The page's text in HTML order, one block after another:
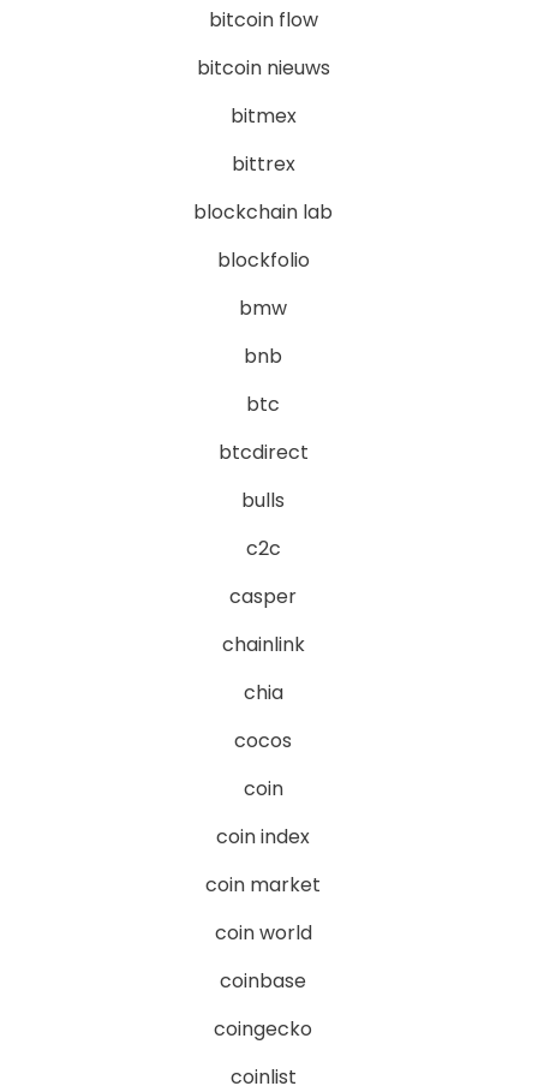
bitcoin flow
bitcoin nieuws
bitmex
bittrex
blockchain lab
blockfolio
bmw
bnb
btc
btcdirect
bulls
c2c
casper
chainlink
chia
cocos
coin
coin index
coin market
coin world
coinbase
coingecko
coinlist